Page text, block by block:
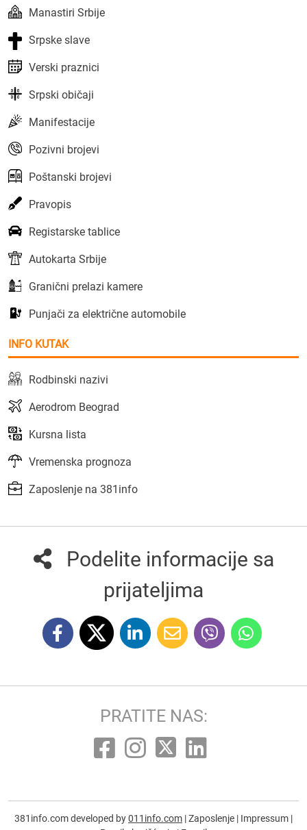
Manastiri Srbije
Srpske slave
Verski praznici
Srpski običaji
Manifestacije
Pozivni brojevi
Poštanski brojevi
Pravopis
Registarske tablice
Autokarta Srbije
Granični prelazi kamere
Punjači za električne automobile
INFO KUTAK
Rodbinski nazivi
Aerodrom Beograd
Kursna lista
Vremenska prognoza
Zaposlenje na 381info
Podelite informacije sa
prijateljima
PRATITE NAS:
381info.com developed by011info.com |Zaposlenje | Impressum |